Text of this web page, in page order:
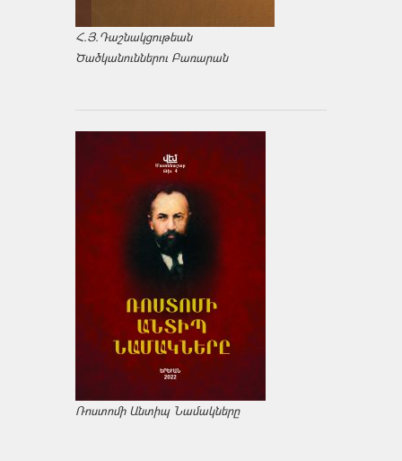
Հ.Յ.Դաշնակցութեան
Ծածկանուններու Բառարան
Ռոստոմի Անտիպ Նամակները